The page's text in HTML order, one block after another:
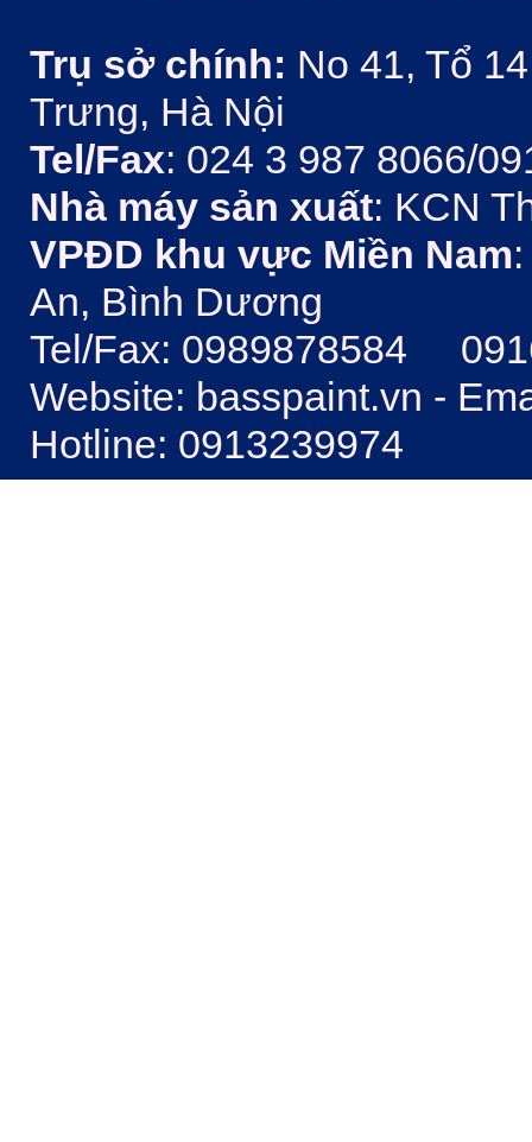
Trụ sở chính: No 41, Tổ
Trưng, Hà Nội
Tel/Fax: 024 3 987 8066/
Nhà máy sản xuất: KCN
VPĐD khu vực Miền Nam
An, Bình Dương
Tel/Fax: 0989878584
Website: basspaint.vn -
Hotline: 0913239974